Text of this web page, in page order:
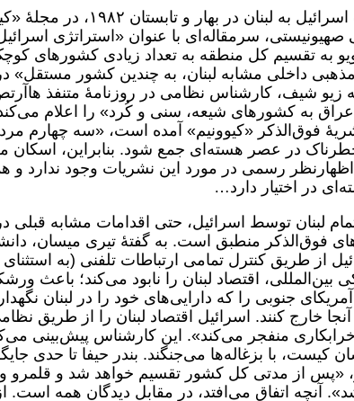
لاز به یادآوری است که در آستانۀ تجاوزات اسرائیل به لبنان در
سرمقاله‌ای با عنوان «استراتژی
به تقسیم کل منطقه به تعداد زیادی کشور‌های
داخلی مشابه لبنان، به چندین کشور مستقل»
شیف، کارشناس نظامی در روزنامۀ متنفذ
که در نشریۀ فوق‌الذکر «کیوونیم» آمده است، «سه چهارم
در عصر هسته‌ای جمع شود. بنابراین، اسکان
رسمی در مورد این نشریات وجود ندارد و
در اختیار دارد…
لبنان توسط اسرائیل، حتی اقدامات مشابه قبلی
فوق‌الذکر منطبق است. به گفتۀ تیری میسان،
طریق کنترل تمامی ارتباطات تلفنی (به
اقتصاد لبنان را نابود می‌کند؛ باعث
جنوبی را که دارایی‌های خود را در لبنان
خارج کنند. اسرائیل اقتصاد لبنان را از طریق
خرابکاری منفجر می‌کند». این کارشناس پیش‌بینی
کیست، با بزغاله‌ها می‌جنگند. بندر حیفا تا حدی
از مدتی کل کشور تقسیم خواهد شد و قلمرو
آنچه اتفاق می‌افتد، در مقابل دیدگان همه است.